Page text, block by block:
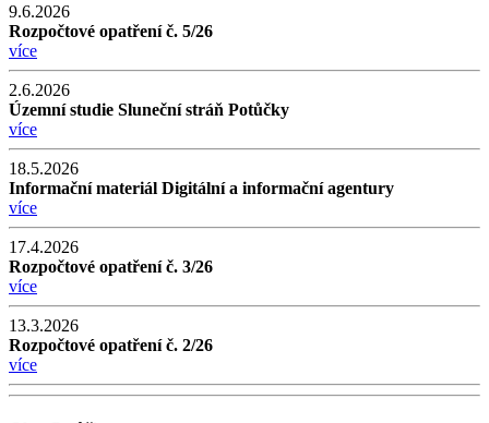
9.6.2026
Rozpočtové opatření č. 5/26
více
2.6.2026
Územní studie Sluneční stráň Potůčky
více
18.5.2026
Informační materiál Digitální a informační agentury
více
17.4.2026
Rozpočtové opatření č. 3/26
více
13.3.2026
Rozpočtové opatření č. 2/26
více